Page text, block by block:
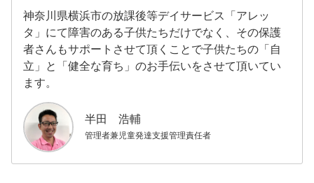
神奈川県横浜市の放課後等デイサービス「アレッ
タ」にて障害のある子供たちだけでなく、その保護
者さんもサポートさせて頂くことで子供たちの「自
立」と「健全な育ち」のお手伝いをさせて頂いてい
ます。
半田 浩輔
管理者兼児童発達支援管理責任者